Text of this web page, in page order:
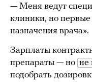
— Меня ведут
клиники, но первые
назначения врача».
Зарплаты
препараты — но не
подобрать